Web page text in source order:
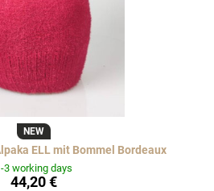
NEW
ELL mit Bommel Bordeaux
3 working days
44,20 €